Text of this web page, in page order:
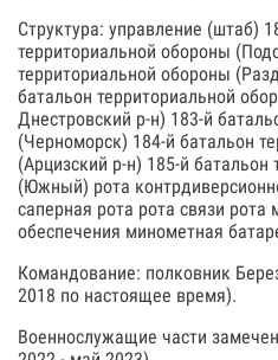
Структура: управление (штаб)
территориальной обороны
территориальной обороны
батальон территориальной
Днестровский р-н) 183-й
(Черноморск) 184-й батальон
(Арцизский р-н) 185-й
(Южный) рота
саперная рота рота связи рота
обеспечения минометная
Командование: полковник
2018 по настоящее время).
Военнослужащие части